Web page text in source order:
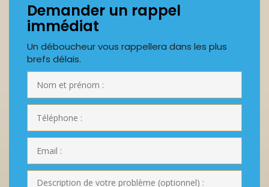
Demander un rappel
immédiat
Un déboucheur vous rappellera dans les plus
brefs délais.